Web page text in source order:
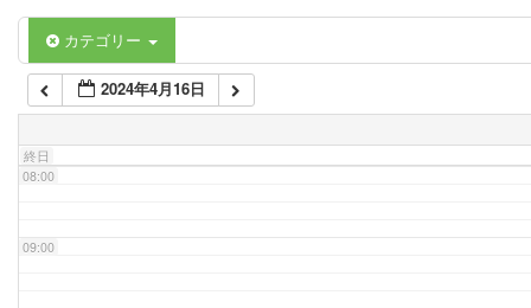
カテゴリー
2024年4月16日
終日
06:00
07:00
08:00
09:00